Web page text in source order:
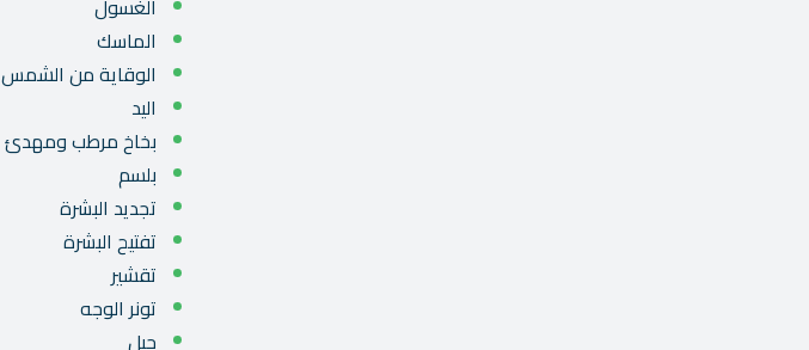
الغسول
الماسك
الوقاية من الشمس
اليد
بخاخ مرطب ومهدئ
بلسم
تجديد البشرة
تفتيح البشرة
تقشير
تونر الوجه
جيل